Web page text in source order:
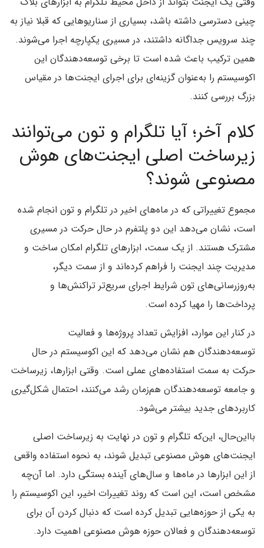
چینی دسترسی داشته باشد، بسیاری از سناریوهایی که قبلا نیاز به
چند سرویس جداگانه داشتند، در مسیری یکپارچه اجرا می‌شوند.
همین ترکیب باعث شده است تا برخی توسعه‌دهندگان این
اکوسیستم را به‌عنوان گزینه‌ای برای اجرای ایجنت‌ها در مقیاس
بزرگ بررسی کنند.
کلام آخر؛ آیا تلگرام و تون می‌توانند
زیرساخت اصلی ایجنت‌های هوش
مصنوعی شوند؟
مجموع تغییراتی که در ماه‌های اخیر در تلگرام و تون انجام شده
است، نشان می‌دهد این دو پلتفرم در حال حرکت در مسیری
مشترک هستند. از یک سمت، ابزارهای تلگرام امکان ساخت و
مدیریت چند ایجنت را فراهم کرده‌اند و از سمت دیگر،
به‌روزرسانی‌های تون شرایط اجرای سریع‌تر تراکنش‌ها و
پرداخت‌ها را مهیا کرده است.
در کنار این موارد، افزایش تعداد پروژه‌ها و فعالیت
توسعه‌دهندگان هم نشان می‌دهد که این اکوسیستم در حال
حرکت به سمت استفاده‌های عملی است. وقتی ابزارها، زیرساخت
و جامعه توسعه‌دهندگان هم‌زمان رشد می‌کنند، احتمال شکل‌گیری
کاربردهای جدید بیشتر می‌شود.
بااین‌حال، این‌که تلگرام و تون در نهایت به زیرساخت اصلی
ایجنت‌های هوش مصنوعی تبدیل شوند، به نحوه استفاده واقعی
از این ابزارها در ماه‌ها و سال‌های آینده بستگی دارد. اما آن‌چه
مشخص است، این است که روند تغییرات اخیر، این اکوسیستم را
به یکی از حوزه‌هایی تبدیل کرده است که دنبال کردن آن برای
توسعه‌دهندگان و فعالان حوزه هوش مصنوعی اهمیت دارد.